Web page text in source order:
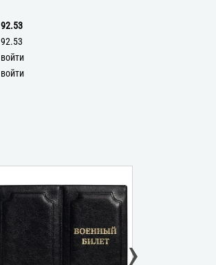
92.53
92.53
войти
войти
›